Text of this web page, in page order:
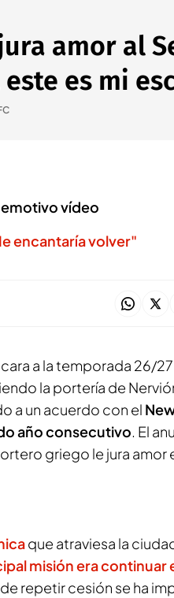
amor al
es mi
emotivo vídeo
encantaría volver"
a la temporada 26/
la portería de
a un acuerdo con el
año consecutivo. El
griego le jura amor
que atraviesa la
misión era continuar
repetir cesión se ha